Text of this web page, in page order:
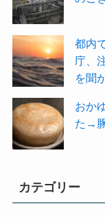
都内
庁、
を聞
おか
た→
カテゴリー